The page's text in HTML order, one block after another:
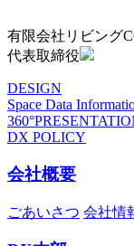
有限会社リビング
代表取締役
DESIGN
Space Data
DX POLICY
会社概要
ごあいさつ 会社情